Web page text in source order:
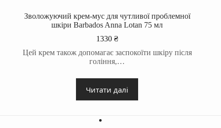
Зволожуючий крем-мус для чутливої проблемної
шкіри Barbados Anna Lotan 75 мл
1330 ₴
Цей крем також допомагає заспокоїти шкіру після
гоління,…
Читати далі